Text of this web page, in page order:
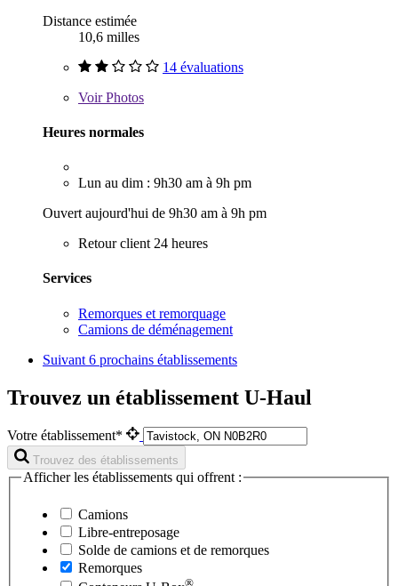
Distance estimée
10,6 milles
14 évaluations
VoirPhotos
Heures normales
Lun au dim : 9h30 am à 9h pm
Ouvert aujourd'hui de 9h30 am à 9h pm
Retour client 24 heures
Services
Remorques et remorquage
Camions de déménagement
Suivant 6 prochains établissements
Trouvez un établissement U-Haul
Votre établissement*
Trouvez des établissements
Afficher les établissements qui offrent :
Camions
Libre-entreposage
Solde de camions et de remorques
Remorques
®